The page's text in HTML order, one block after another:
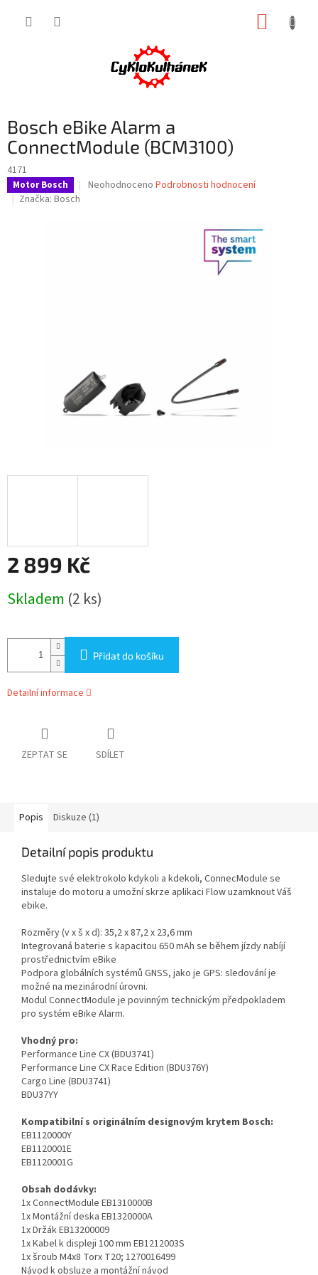
Bosch eBike Alarm a
ConnectModule (BCM3100)
4171
Motor Bosch
Průměrné
Neohodnoceno Podrobnosti hodnocení
Značka: Bosch
2 899 Kč
cena:
Skladem (2 ks)
Přidat do košíku
Detailní informace
ZEPTAT SE SDÍLET
Popis Diskuze (1)
Detailní popis produktu
Sledujte své elektrokolo kdykoli a kdekoli, ConnecModule se
instaluje do motoru a umožní skrze aplikaci Flow uzamknout Váš
ebike.
Rozměry (v x š x d): 35,2 x 87,2 x 23,6 mm
Integrovaná baterie s kapacitou 650 mAh se během jízdy nabíjí
prostřednictvím eBike
Podpora globálních systémů GNSS, jako je GPS: sledování je
možné na mezinárodní úrovni.
Modul ConnectModule je povinným technickým předpokladem
pro systém eBike Alarm.
Vhodný pro:
Performance Line CX (BDU3741)
Performance Line CX Race Edition (BDU376Y)
Cargo Line (BDU3741)
BDU37YY
Kompatibilní s originálním designovým krytem Bosch:
EB1120000Y
EB1120001E
EB1120001G
Obsah dodávky:
1x ConnectModule EB1310000B
1x Montážní deska EB1320000A
1x Držák EB13200009
1x Kabel k displeji 100 mm EB1212003S
1x šroub M4x8 Torx T20; 1270016499
Návod k obsluze a montážní návod